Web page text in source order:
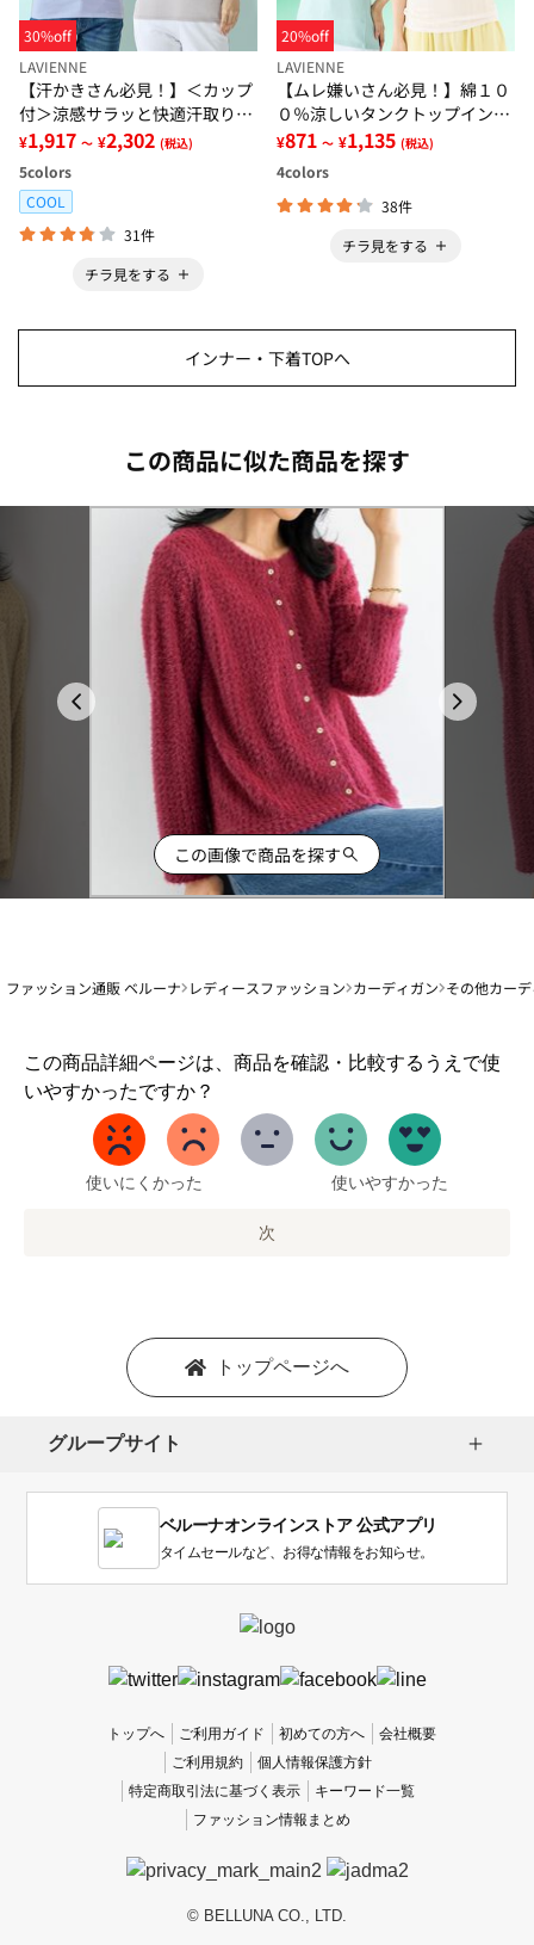
30%off
LAVIENNE
【汗かきさん必見！】＜カップ
付＞涼感サラッと快適汗取りタ
ンクトップインナー＜さらりラ
ボ＞
¥1,917 ～ ¥2,302 (税込)
5colors
COOL
31件
チラ見をする
20%off
LAVIENNE
【ムレ嫌いさん必見！】綿１０
０％涼しいタンクトップインナ
ー＜さらりラボ＞
¥871 ～ ¥1,135 (税込)
4colors
38件
チラ見をする
インナー・下着TOPへ
この商品に似た商品を探す
この画像で商品を探す
ファッション通販 ベルーナ レディースファッション カーディガン その他カー
この商品詳細ページは、商品を確認・比較するうえで使
いやすかったですか？
1
か
い
使いにくかった 使いやすかった
次
トップページへ
グループサイト
ベルーナオンラインストア 公式アプリ
タイムセールなど、お得な情報をお知らせ。
トップへ ご利用ガイド 初めての方へ
会社概要
ご利用規約
個人情報保護方針
特定商取引法に基づく表示
キーワード一覧
ファッション情報まとめ
© BELLUNA CO., LTD.